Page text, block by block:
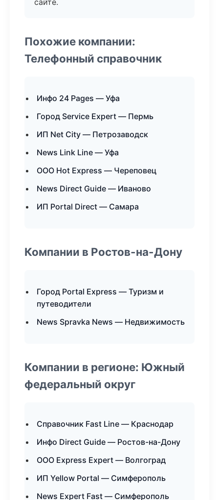
сайте.
Похожие компании:
Телефонный справочник
Инфо 24 Pages — Уфа
Город Service Expert — Пермь
ИП Net City — Петрозаводск
News Link Line — Уфа
ООО Hot Express — Череповец
News Direct Guide — Иваново
ИП Portal Direct — Самара
Компании в Ростов-на-Дону
Город Portal Express — Туризм и
путеводители
News Spravka News — Недвижимость
Компании в регионе: Южный
федеральный округ
Справочник Fast Line — Краснодар
Инфо Direct Guide — Ростов-на-Дону
ООО Express Expert — Волгоград
ИП Yellow Portal — Симферополь
News Expert Fast — Симферополь